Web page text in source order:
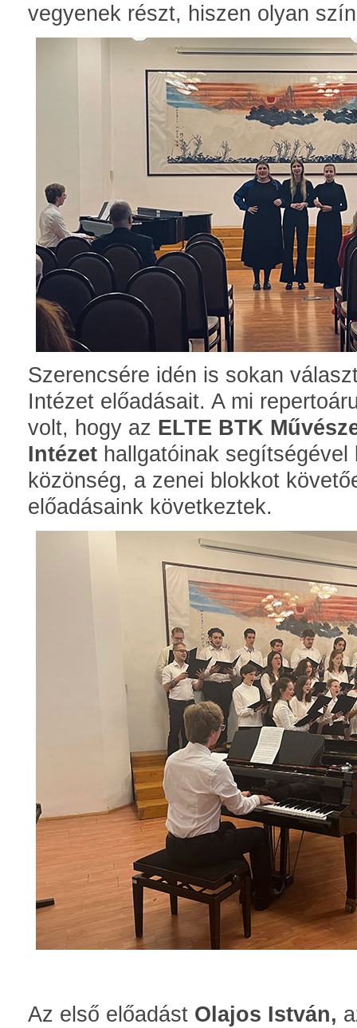
vegyenek részt, hiszen olyan
Szerencsére idén is sokan
Intézet előadásait. A mi
volt, hogy az ELTE BTK
Intézet hallgatóinak
közönség, a zenei blokkot
előadásaink következtek.
Az első előadást Olajos István,